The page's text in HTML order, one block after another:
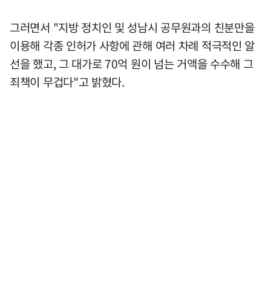
그러면서 "지방 정치인 및 성남시 공무원과의 친분만을
이용해 각종 인허가 사항에 관해 여러 차례 적극적인 알
선을 했고, 그 대가로 70억 원이 넘는 거액을 수수해 그
죄책이 무겁다"고 밝혔다.